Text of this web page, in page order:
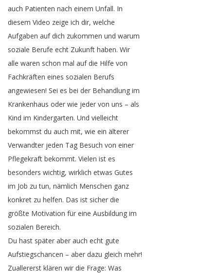
auch Patienten nach einem Unfall. In
diesem Video zeige ich dir, welche
Aufgaben auf dich zukommen und warum
soziale Berufe echt Zukunft haben. Wir
alle waren schon mal auf die Hilfe von
Fachkräften eines sozialen Berufs
angewiesen! Sei es bei der Behandlung im
Krankenhaus oder wie jeder von uns – als
Kind im Kindergarten. Und vielleicht
bekommst du auch mit, wie ein älterer
Verwandter jeden Tag Besuch von einer
Pflegekraft bekommt. Vielen ist es
besonders wichtig, wirklich etwas Gutes
im Job zu tun, nämlich Menschen ganz
konkret zu helfen. Das ist sicher die
größte Motivation für eine Ausbildung im
sozialen Bereich.
Du hast später aber auch echt gute
Aufstiegschancen – aber dazu gleich mehr!
Zuallererst klären wir die Frage: Was